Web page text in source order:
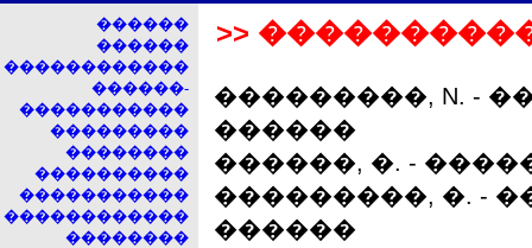
������
������
������������
������-
�����������
���������
��������
����������
�����������
������������
��������
>>
���������, N. -
������
������, �. -
���������, �. -
������